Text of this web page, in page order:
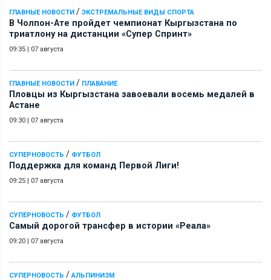
ГЛАВНЫЕ НОВОСТИ / ЭКСТРЕМАЛЬНЫЕ ВИДЫ СПОРТА
В Чолпон-Ате пройдет чемпионат Кыргызстана по
триатлону на дистанции «Супер Спринт»
09:35 | 07 августа
ГЛАВНЫЕ НОВОСТИ / ПЛАВАНИЕ
Пловцы из Кыргызстана завоевали восемь медалей в
Астане
09:30 | 07 августа
СУПЕРНОВОСТЬ / ФУТБОЛ
Поддержка для команд Первой Лиги!
09:25 | 07 августа
СУПЕРНОВОСТЬ / ФУТБОЛ
Самый дорогой трансфер в истории «Реала»
09:20 | 07 августа
СУПЕРНОВОСТЬ / АЛЬПИНИЗМ